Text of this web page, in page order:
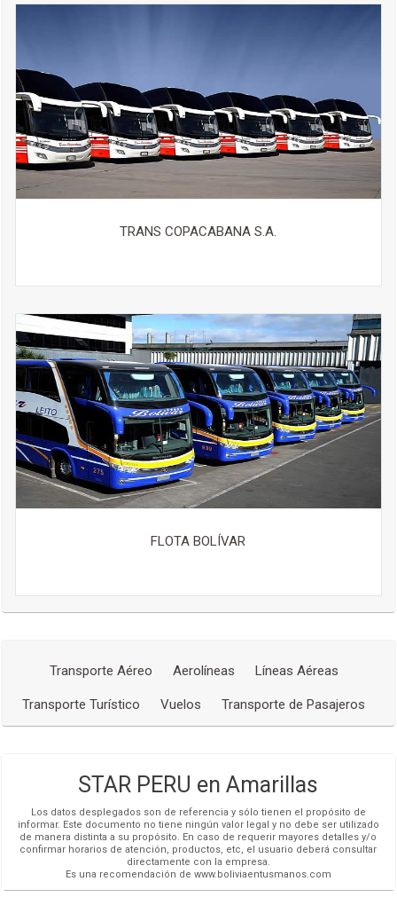
TRANS COPACABANA S.A.
FLOTA BOLÍVAR
Transporte Aéreo Aerolíneas Líneas Aéreas
Transporte Turístico Vuelos Transporte de Pasajeros
STAR PERU en Amarillas
Los datos desplegados son de referencia y sólo tienen el propósito de
informar. Este documento no tiene ningún valor legal y no debe ser utilizado
de manera distinta a su propósito. En caso de requerir mayores detalles y/o
confirmar horarios de atención, productos, etc, el usuario deberá consultar
directamente con la empresa.
Es una recomendación de www.boliviaentusmanos.com